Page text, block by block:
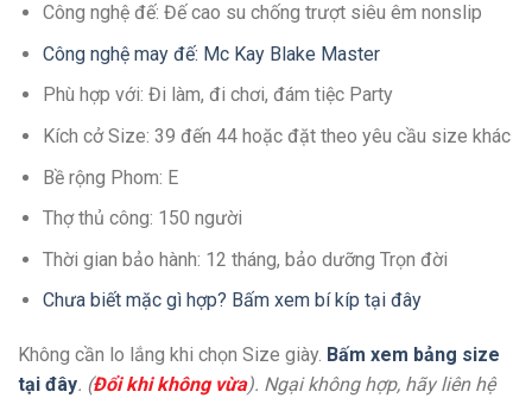
Công nghệ đế: Đế cao su chống trượt siêu êm nonslip
Công nghệ may đế: Mc Kay Blake Master
Phù hợp với: Đi làm, đi chơi, đám tiệc Party
Kích cở Size: 39 đến 44 hoặc đặt theo yêu cầu size khác
Bề rộng Phom: E
Thợ thủ công: 150 người
Thời gian bảo hành: 12 tháng, bảo dưỡng Trọn đời
Chưa biết mặc gì hợp? Bấm xem bí kíp tại đây
Không cần lo lắng khi chọn Size giày. Bấm xem bảng size
tại đây. (Đổi khi không vừa). Ngại không hợp, hãy liên hệ